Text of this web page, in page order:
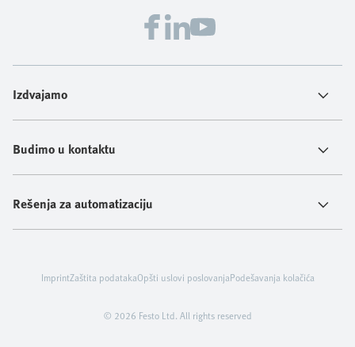
Izdvajamo
Budimo u kontaktu
Rešenja za automatizaciju
© 2026 Festo Ltd. All rights reserved
ImprintZaštita podatakaOpšti uslovi poslovanjaPodešavanja kolačića